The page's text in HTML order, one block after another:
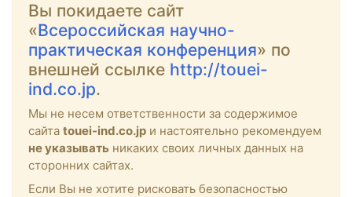
Вы покидаете сайт
«Всероссийская научно-
практическая конференция» по
внешней ссылке http://touei-
ind.co.jp.
Мы не несем ответственности за содержимое
сайта touei-ind.co.jp и настоятельно рекомендуем
не указывать никаких своих личных данных на
сторонних сайтах.
Если Вы не хотите рисковать безопасностью